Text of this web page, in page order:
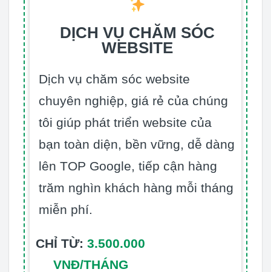
DỊCH VỤ CHĂM SÓC
WEBSITE
Dịch vụ chăm sóc website
chuyên nghiệp, giá rẻ của chúng
tôi giúp phát triển website của
bạn toàn diện, bền vững, dễ dàng
lên TOP Google, tiếp cận hàng
trăm nghìn khách hàng mỗi tháng
miễn phí.
CHỈ TỪ: 3.500.000
VNĐ/THÁNG